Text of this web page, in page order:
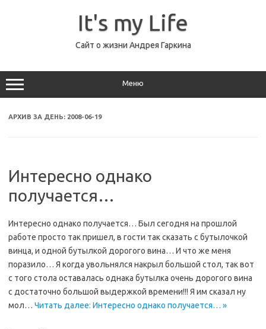
It's my Life
Сайт о жизни Андрея Гаркина
Меню
АРХИВ ЗА ДЕНЬ: 2008-06-19
Интересно однако
получается…
Интересно однако получается… Был сегодня на прошлой
работе просто так пришел, в гости так сказать с бутылочкой
винца, и одной бутылкой дорогого вина… И что же меня
поразило… Я когда увольнялся накрыл большой стол, так вот
с того стола оставалась однака бутылка очень дорогого вина
с достаточно большой выдержкой времени!!! Я им сказал ну
мол… Читать далее: Интересно однако получается… »